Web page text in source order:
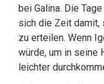
bei Galina. Die
sich die Zeit damit,
zu erteilen. Wenn
würde, um in seine
leichter